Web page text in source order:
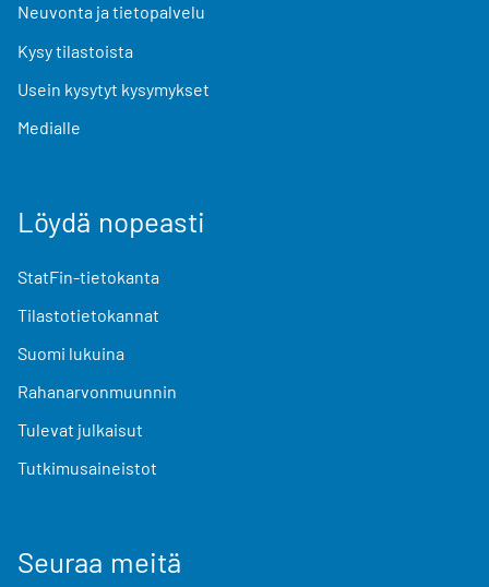
Neuvonta ja tietopalvelu
Kysy tilastoista
Usein kysytyt kysymykset
Medialle
Löydä nopeasti
StatFin-tietokanta
Tilastotietokannat
Suomi lukuina
Rahanarvonmuunnin
Tulevat julkaisut
Tutkimusaineistot
Seuraa meitä